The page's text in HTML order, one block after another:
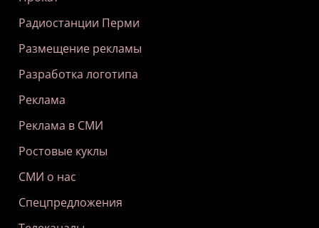
Радиостанции Перми
Размещение рекламы
Разработка логотипа
Реклама
Реклама в СМИ
Ростовые куклы
СМИ о нас
Спецпредложения